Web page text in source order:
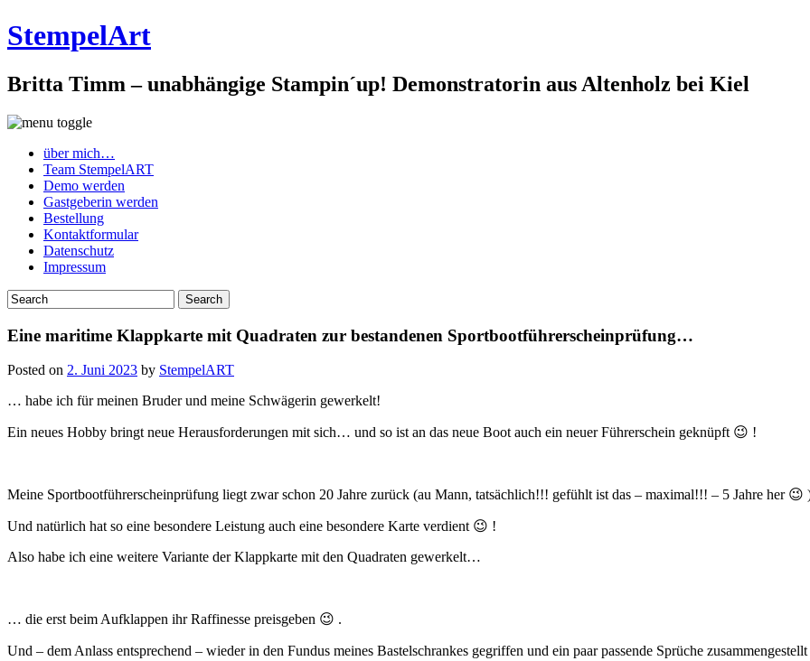
StempelArt
Britta Timm – unabhängige Stampin´up! Demonstratorin aus Altenholz bei Kiel
über mich…
Team StempelART
Demo werden
Gastgeberin werden
Bestellung
Kontaktformular
Datenschutz
Impressum
Eine maritime Klappkarte mit Quadraten zur bestandenen Sportbootführerscheinprüfung…
Posted on 2. Juni 2023 by StempelART
… habe ich für meinen Bruder und meine Schwägerin gewerkelt!
Ein neues Hobby bringt neue Herausforderungen mit sich… und so ist an das neue Boot auch ein neuer Führerschein geknüpft 😉 !
Meine Sportbootführerscheinprüfung liegt zwar schon 20 Jahre zurück (au Mann, tatsächlich!!! gefühlt ist das – maximal!!! – 5 Jahre her
Und natürlich hat so eine besondere Leistung auch eine besondere Karte verdient 😉 !
Also habe ich eine weitere Variante der Klappkarte mit den Quadraten gewerkelt…
… die erst beim Aufklappen ihr Raffinesse preisgeben 😉 .
Und – dem Anlass entsprechend – wieder in den Fundus meines Bastelschrankes gegriffen und ein paar passende Sprüche